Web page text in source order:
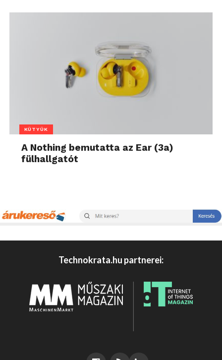
KÜTYÜK
A Nothing bemutatta az Ear (3a)
fülhallgatót
Technokrata.hu partnerei: